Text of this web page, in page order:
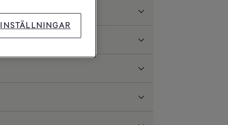
INSTÄLLNINGAR